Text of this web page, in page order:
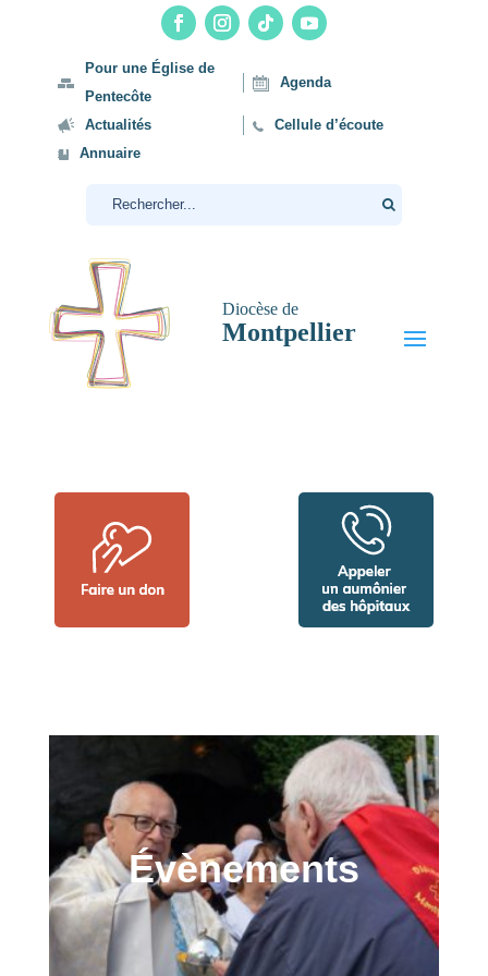
Pour une Église de
Pentecôte
Agenda
Actualités
Cellule d’écoute
Annuaire
Évènements